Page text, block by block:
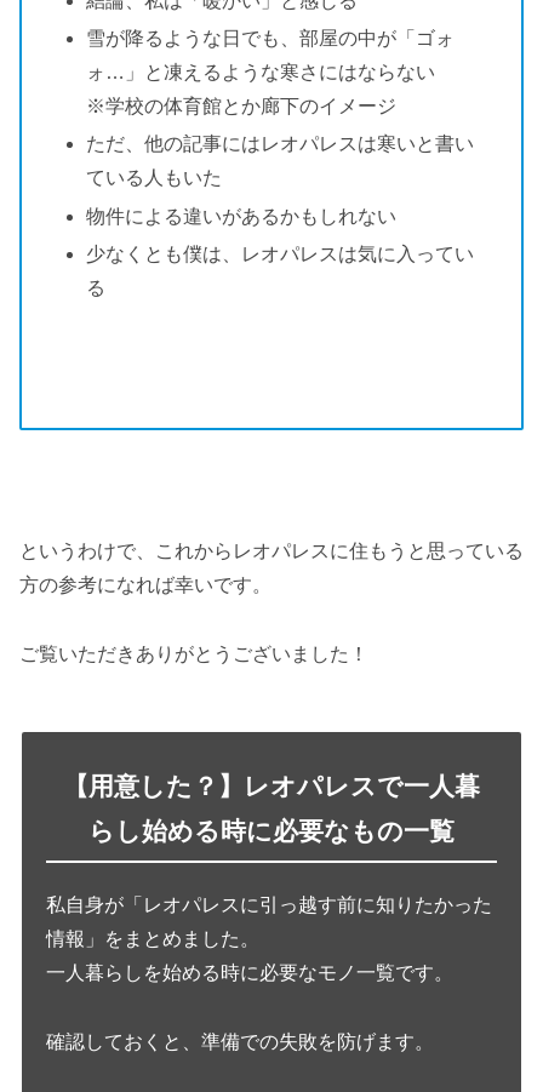
雪が降るような日でも、部屋の中が「ゴォ
ォ…」と凍えるような寒さにはならない
※学校の体育館とか廊下のイメージ
ただ、他の記事にはレオパレスは寒いと書い
ている人もいた
物件による違いがあるかもしれない
少なくとも僕は、レオパレスは気に入ってい
る
というわけで、これからレオパレスに住もうと思っている
方の参考になれば幸いです。
ご覧いただきありがとうございました！
【用意した？】レオパレスで一人暮
らし始める時に必要なもの一覧
私自身が「レオパレスに引っ越す前に知りたかった
情報」をまとめました。
一人暮らしを始める時に必要なモノ一覧です。
確認しておくと、準備での失敗を防げます。